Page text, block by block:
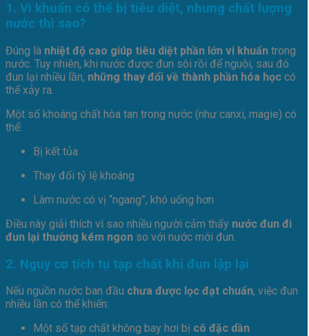
1. Vi khuẩn có thể bị tiêu diệt, nhưng chất lượng
nước thì sao?
Đúng là nhiệt độ cao giúp tiêu diệt phần lớn vi khuẩn trong
nước. Tuy nhiên, khi nước được đun sôi rồi để nguội, sau đó
đun lại nhiều lần, những thay đổi về thành phần hóa học có
thể xảy ra.
Một số khoáng chất hòa tan trong nước (như canxi, magie) có
thể:
Bị kết tủa
Thay đổi tỷ lệ khoáng
Làm nước có vị “ngang”, khó uống hơn
Điều này giải thích vì sao nhiều người cảm thấy nước đun đi
đun lại thường kém ngon so với nước mới đun.
2. Nguy cơ tích tụ tạp chất khi đun lặp lại
Nếu nguồn nước ban đầu chưa được lọc đạt chuẩn, việc đun
nhiều lần có thể khiến:
Một số tạp chất không bay hơi bị cô đặc dần